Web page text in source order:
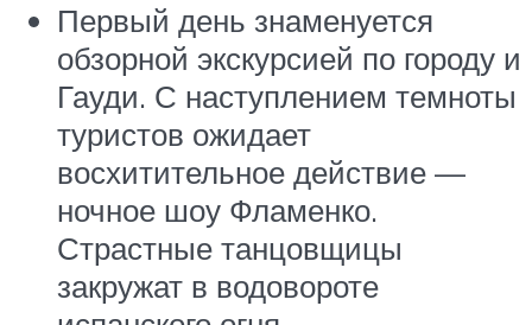
Первый день знаменуется
обзорной экскурсией по городу и
Гауди. С наступлением темноты
туристов ожидает
восхитительное действие —
ночное шоу Фламенко.
Страстные танцовщицы
закружат в водовороте